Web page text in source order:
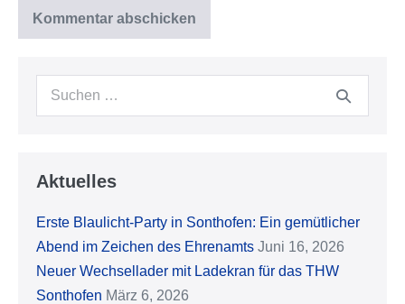
Suche
Aktuelles
Erste Blaulicht-Party in Sonthofen: Ein gemütlicher
Abend im Zeichen des Ehrenamts Juni 16, 2026
Neuer Wechsellader mit Ladekran für das THW
Sonthofen März 6, 2026